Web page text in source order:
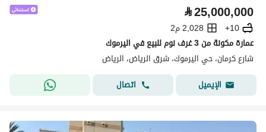
⃁25,000,000
10+
2,028 م2
عمارة مكونة من 3 غرف نوم للبيع في اليرموك
شارع كرمان، حي اليرموك، شرق الرياض، الرياض
الإيميل
اتصال